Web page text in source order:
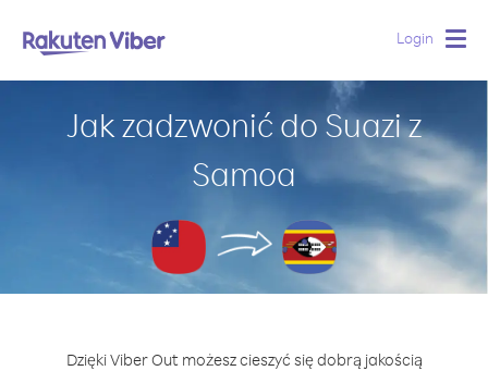
Login
Jak zadzwonić do Suazi z
Samoa
Dzięki Viber Out możesz cieszyć się dobrą jakością